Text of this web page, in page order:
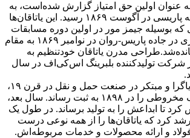
عنوان اولین حق امتیاز گزارش شده‌است، به
یک تعمیرکار دوچرخه پاریسی در آگوست ۱۸۶۹ رسید. این یاتاقان‌ها
بوسیله جیمز مور در اولین دوره مسابقات
جهانی دوچرخه‌سواری در جاده پاریس-روان در نوامبر ۱۸۶۹ به مقام
مدرن یاتاقان خودتنظیم به
شرکت تولیدکننده بلبرینگ اس‌کی‌اف در سال
هنری تیمکن، یک رویاگرا و مبتکر در صنعت حمل و نقل در قرن ۱۹،
امتیاز یاتاقان با غلتک مخروطی را در ۱۸۹۸ به ثبت رساند. سال بعد،
تا ابداعش را به تولید برساند. در طول یک
کرد که یاتاقان‌ها را از همه نوعی درست
و ارائه محصولات و خدمات مربوطه‌اش.